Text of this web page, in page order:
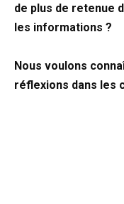
de plus de retenue
les informations ?
Nous voulons
réflexions dans les